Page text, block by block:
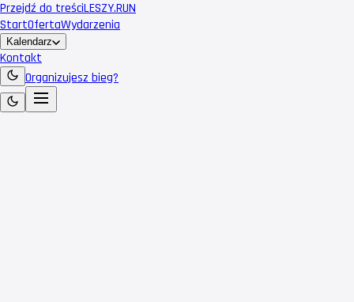
Przejdź do treściLESZY.RUN
StartOfertaWydarzenia
Kalendarz
Kontakt
Organizujesz bieg?